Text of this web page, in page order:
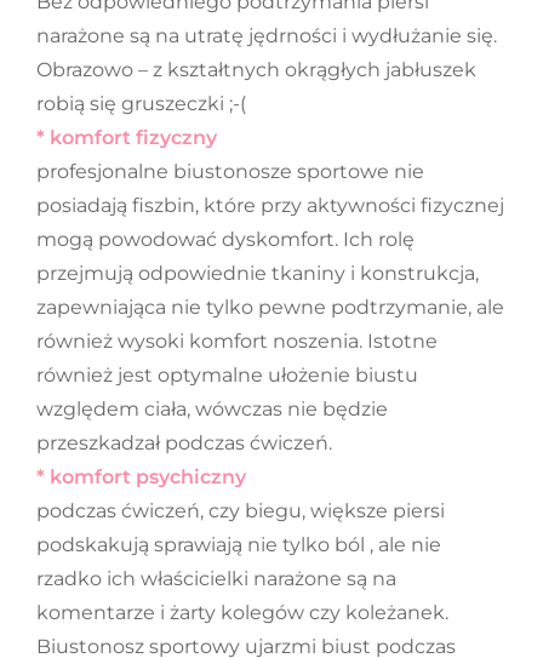
narażone są na utratę jędrności i wydłużanie się.
Obrazowo – z kształtnych okrągłych jabłuszek
robią się gruszeczki ;-(
* komfort fizyczny
profesjonalne biustonosze sportowe nie
posiadają fiszbin, które przy aktywności fizycznej
mogą powodować dyskomfort. Ich rolę
przejmują odpowiednie tkaniny i konstrukcja,
zapewniająca nie tylko pewne podtrzymanie, ale
również wysoki komfort noszenia. Istotne
również jest optymalne ułożenie biustu
względem ciała, wówczas nie będzie
przeszkadzał podczas ćwiczeń.
* komfort psychiczny
podczas ćwiczeń, czy biegu, większe piersi
podskakują sprawiają nie tylko ból , ale nie
rzadko ich właścicielki narażone są na
komentarze i żarty kolegów czy koleżanek.
Biustonosz sportowy ujarzmi biust podczas